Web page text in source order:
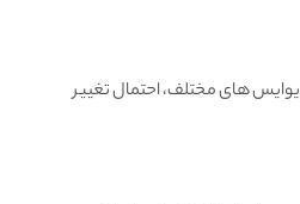
های مختلف، احتمال تغییر